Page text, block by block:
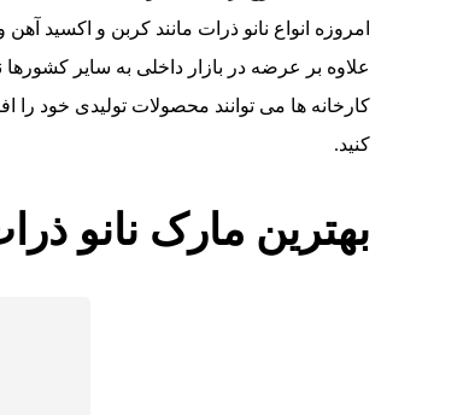
امروزه انواع نانو ذرات مانند کربن و اکسید
علاوه بر عرضه در بازار داخلی به سایر
کارخانه ها می توانند محصولات تولیدی خود را
کنید.
بهترین مارک نانو